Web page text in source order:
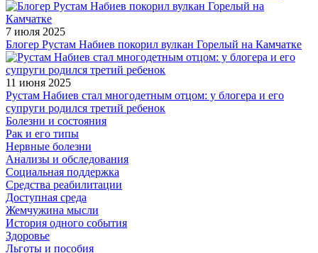
7 июля 2025
Блогер Рустам Набиев покорил вулкан Горелый на Камчатке
11 июня 2025
Рустам Набиев стал многодетным отцом: у блогера и его
супруги родился третий ребенок
Болезни и состояния
Рак и его типы
Нервные болезни
Анализы и обследования
Социальная поддержка
Средства реабилитации
Доступная среда
Жемчужина мысли
История одного события
Здоровье
Льготы и пособия